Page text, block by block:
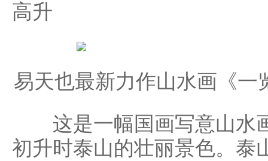
高升
易天也最新力作山水画《一
这是一幅国画写意山水
初升时泰山的壮丽景色。泰